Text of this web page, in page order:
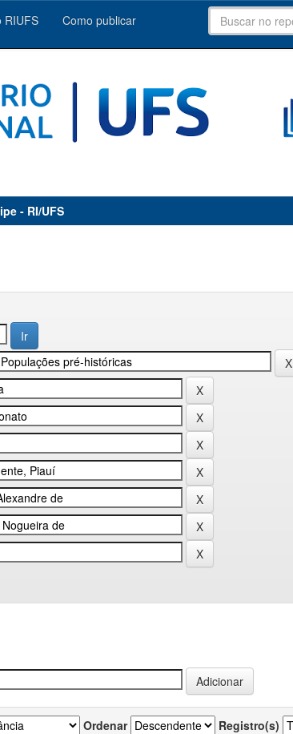
RIUFS Como publicar
- RI/UFS
Ordenar Registro(s)